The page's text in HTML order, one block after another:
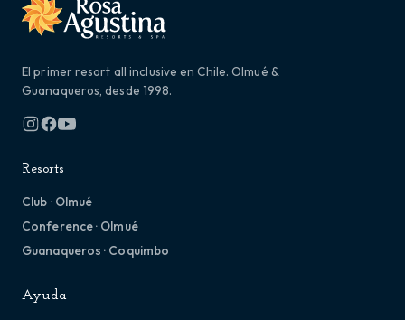
El primer resort all inclusive en Chile. Olmué &
Guanaqueros, desde 1998.
Resorts
Club · Olmué
Conference · Olmué
Guanaqueros · Coquimbo
Ayuda